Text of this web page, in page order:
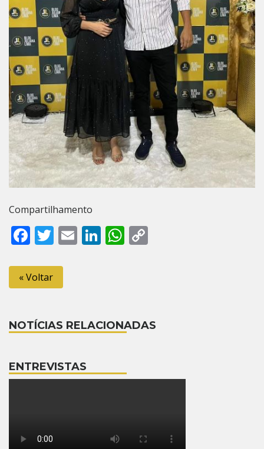
Compartilhamento
Facebook
Twitter
EmailLinkedIn
WhatsApp
« Voltar
NOTÍCIAS RELACIONADAS
ENTREVISTAS